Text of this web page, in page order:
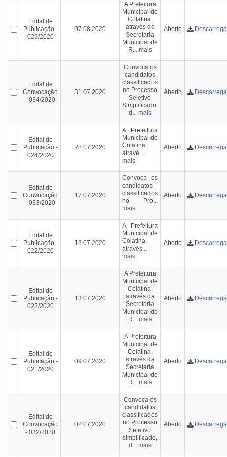
Edital de
Publicação -
025/2020
07.08.2020
A Prefeitura
Municipal de
Colatina,
através da
Secretaria
Municipal de
R... mais
Aberto
Edital de
Convocação
- 034/2020
31.07.2020
Convoca os
candidatos
classificados
no Processo
Seletivo
Simplificado,
d... mais
Aberto
Edital de
Publicação -
024/2020
28.07.2020
A Prefeitura
Municipal de
Colatina,
atravé...
mais
Aberto
Edital de
Convocação
- 033/2020
17.07.2020
Convoca os
candidatos
classificados
no Pro...
mais
Aberto
Edital de
Publicação -
022/2020
13.07.2020
A Prefeitura
Municipal de
Colatina,
através...
mais
Aberto
Edital de
Publicação -
023/2020
13.07.2020
A Prefeitura
Municipal de
Colatina,
através da
Secretaria
Municipal de
R... mais
Aberto
Edital de
Publicação -
021/2020
09.07.2020
A Prefeitura
Municipal de
Colatina,
através da
Secretaria
Municipal de
R... mais
Aberto
Edital de
Convocação
- 032/2020
02.07.2020
Convoca os
candidatos
classificados
no Processo
Seletivo
simplificado,
d... mais
Aberto